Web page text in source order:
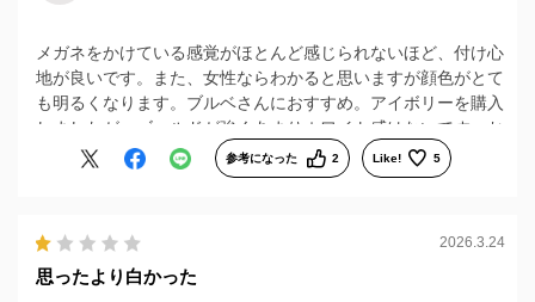
メガネをかけている感覚がほとんど感じられないほど、付け心
地が良いです。また、女性ならわかると思いますが顔色がとて
も明るくなります。ブルベさんにおすすめ。アイボリーを購入
しましたが、ゴールドが強くあまりホワイト感はないです。お
気に入りです。
参考になった 2 Like! 5
2026.3.24
思ったより白かった